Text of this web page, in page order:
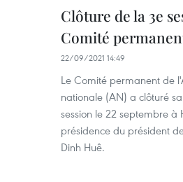
Clôture de la 3e
Comité
22/09/2021 14:49
Le Comité permanent de
nationale (AN) a clôturé
session le 22 septembre à
présidence du président
Dinh Huê.